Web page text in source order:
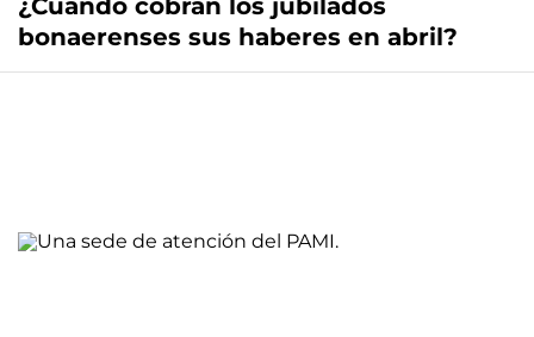
¿Cuándo cobran los jubilados
bonaerenses sus haberes en abril?